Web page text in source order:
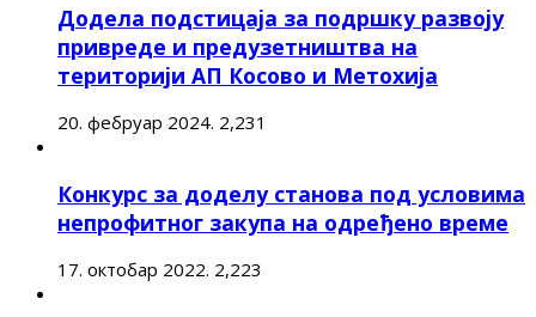
Додела подстицаја за подршку развоју
привреде и предузетништва на
територији АП Косово и Метохија
20. фебруар 2024. 2,231
Конкурс за доделу станова под условима
непрофитног закупа на одређено време
17. октобар 2022. 2,223